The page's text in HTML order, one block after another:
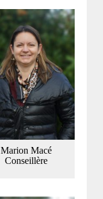
Marion Macé
Conseillère